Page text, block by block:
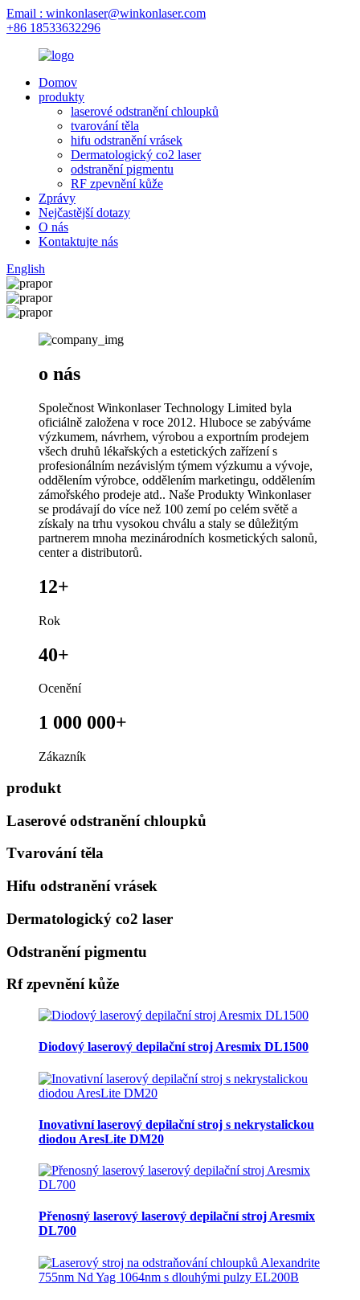
Email : winkonlaser@winkonlaser.com
+86 18533632296
Domov
produkty
laserové odstranění chloupků
tvarování těla
hifu odstranění vrásek
Dermatologický co2 laser
odstranění pigmentu
RF zpevnění kůže
Zprávy
Nejčastější dotazy
O nás
Kontaktujte nás
English
o nás
Společnost Winkonlaser Technology Limited byla
oficiálně založena v roce 2012. Hluboce se zabýváme
výzkumem, návrhem, výrobou a exportním prodejem
všech druhů lékařských a estetických zařízení s
profesionálním nezávislým týmem výzkumu a vývoje,
oddělením výrobce, oddělením marketingu, oddělením
zámořského prodeje atd.. Naše Produkty Winkonlaser
se prodávají do více než 100 zemí po celém světě a
získaly na trhu vysokou chválu a staly se důležitým
partnerem mnoha mezinárodních kosmetických salonů,
center a distributorů.
12+
Rok
40+
Ocenění
1 000 000+
Zákazník
produkt
Laserové odstranění chloupků
Tvarování těla
Hifu odstranění vrásek
Dermatologický co2 laser
Odstranění pigmentu
Rf zpevnění kůže
Diodový laserový depilační stroj Aresmix DL1500
Inovativní laserový depilační stroj s nekrystalickou
diodou AresLite DM20
Přenosný laserový laserový depilační stroj Aresmix
DL700